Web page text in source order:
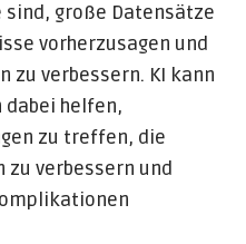
große Datensätze
vorherzusagen und
zu verbessern. KI kann
helfen,
zu treffen, die
zu verbessern und